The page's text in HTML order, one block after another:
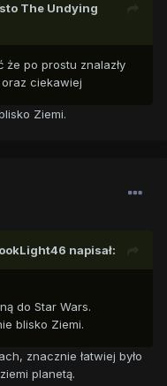
The Undying
że po prostu znalazły
oraz ciekawiej
Ziemi.
napisał:
do Star Wars.
blisko Ziemi.
znacznie łatwiej było
planetą.